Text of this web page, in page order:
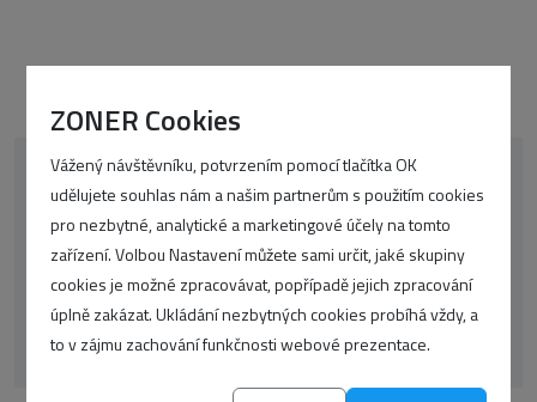
ZONER Cookies
Vážený návštěvníku, potvrzením pomocí tlačítka OK
udělujete souhlas nám a našim partnerům s použitím cookies
pro nezbytné, analytické a marketingové účely na tomto
zařízení. Volbou Nastavení můžete sami určit, jaké skupiny
cookies je možné zpracovávat, popřípadě jejich zpracování
úplně zakázat. Ukládání nezbytných cookies probíhá vždy, a
to v zájmu zachování funkčnosti webové prezentace.
CSS google korektor oop-php
překlady seo SSL UX WordPress
wp Zprávičky Články